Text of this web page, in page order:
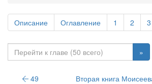
Описание Оглавление 1 2 3
»
49 Вторая книга